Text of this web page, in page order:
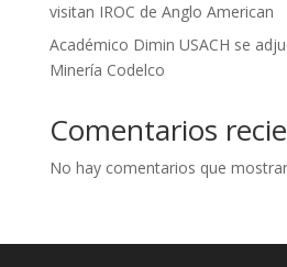
visitan IROC de Anglo American
Académico Dimin USACH se
Minería Codelco
Comentarios
No hay comentarios que